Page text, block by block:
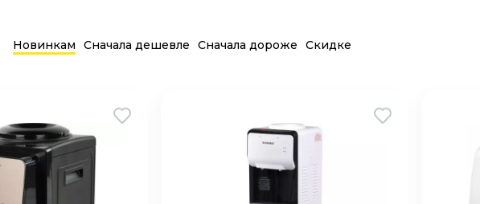
Новинкам Сначала дешевле Сначала дороже Скидке